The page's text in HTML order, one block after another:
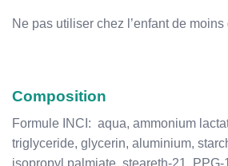
Ne pas utiliser chez l’enfant de moins
Composition
Formule INCI: aqua, ammonium
triglyceride, glycerin, aluminium,